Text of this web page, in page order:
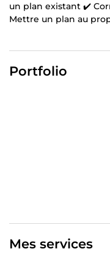
un plan existant ✔️
Mettre un plan au
👉 Je m’en occupe
Ce que comprend
Portfolio
Mes services